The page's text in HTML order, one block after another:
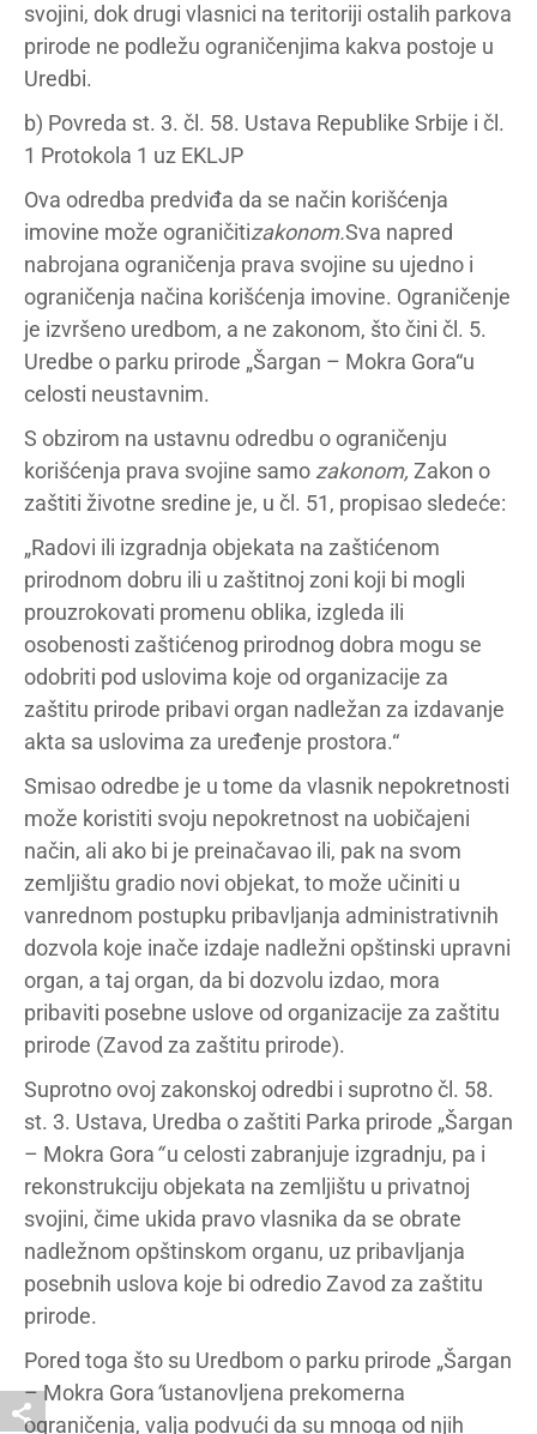
svojini, dok drugi vlasnici na teritoriji ostalih parkova
prirode ne podležu ograničenjima kakva postoje u
Uredbi.
b) Povreda st. 3. čl. 58. Ustava Republike Srbije i čl.
1 Protokola 1 uz EKLJP
Ova odredba predviđa da se način korišćenja
imovine može ograničitizakonom.Sva napred
nabrojana ograničenja prava svojine su ujedno i
ograničenja načina korišćenja imovine. Ograničenje
je izvršeno uredbom, a ne zakonom, što čini čl. 5.
Uredbe o parku prirode „Šargan – Mokra Gora“u
celosti neustavnim.
S obzirom na ustavnu odredbu o ograničenju
korišćenja prava svojine samo zakonom, Zakon o
zaštiti životne sredine je, u čl. 51, propisao sledeće:
„Radovi ili izgradnja objekata na zaštićenom
prirodnom dobru ili u zaštitnoj zoni koji bi mogli
prouzrokovati promenu oblika, izgleda ili
osobenosti zaštićenog prirodnog dobra mogu se
odobriti pod uslovima koje od organizacije za
zaštitu prirode pribavi organ nadležan za izdavanje
akta sa uslovima za uređenje prostora.“
Smisao odredbe je u tome da vlasnik nepokretnosti
može koristiti svoju nepokretnost na uobičajeni
način, ali ako bi je preinačavao ili, pak na svom
zemljištu gradio novi objekat, to može učiniti u
vanrednom postupku pribavljanja administrativnih
dozvola koje inače izdaje nadležni opštinski upravni
organ, a taj organ, da bi dozvolu izdao, mora
pribaviti posebne uslove od organizacije za zaštitu
prirode (Zavod za zaštitu prirode).
Suprotno ovoj zakonskoj odredbi i suprotno čl. 58.
st. 3. Ustava, Uredba o zaštiti Parka prirode „Šargan
– Mokra Gora“u celosti zabranjuje izgradnju, pa i
rekonstrukciju objekata na zemljištu u privatnoj
svojini, čime ukida pravo vlasnika da se obrate
nadležnom opštinskom organu, uz pribavljanja
posebnih uslova koje bi odredio Zavod za zaštitu
prirode.
Pored toga što su Uredbom o parku prirode „Šargan
– Mokra Gora“ustanovljena prekomerna
ograničenja, valja podvući da su mnoga od njih